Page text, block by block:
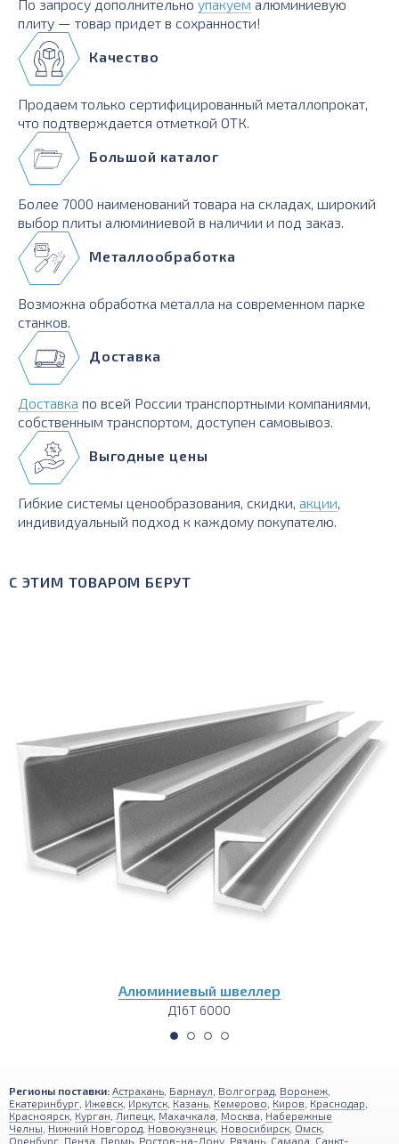
По запросу дополнительно упакуем алюминиевую
плиту — товар придет в сохранности!
Качество
Продаем только сертифицированный металлопрокат,
что подтверждается отметкой ОТК.
Большой каталог
Более 7000 наименований товара на складах, широкий
выбор плиты алюминиевой в наличии и под заказ.
Металлообработка
Возможна обработка металла на современном парке
станков.
Доставка
Доставка по всей России транспортными компаниями,
собственным транспортом, доступен самовывоз.
Выгодные цены
Гибкие системы ценообразования, скидки, акции,
индивидуальный подход к каждому покупателю.
С ЭТИМ ТОВАРОМ БЕРУТ
Алюминиевый тавр
Регионы поставки: Астрахань Барнаул Волгоград Воронеж
Екатеринбург Ижевск Иркутск Казань Кемерово Киров Краснодар
Красноярск Курган Липецк Махачкала Москва Набережные
Челны Нижний Новгород Новокузнецк Новосибирск Омск
Оренбург Пенза Пермь Ростов-на-Дону Рязань Самара Санкт-